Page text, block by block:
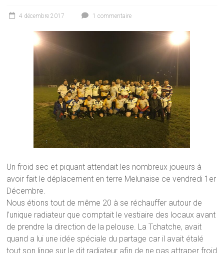
4 décembre 2017 1 commentaire
Un froid sec et piquant attendait les nombreux joueurs à
avoir fait le déplacement en terre Melunaise ce vendredi 1er
Décembre.
Nous étions tout de même 20 à se réchauffer autour de
l’unique radiateur que comptait le vestiaire des locaux avant
de prendre la direction de la pelouse. La Tchatche, avait
quand a lui une idée spéciale du partage car il avait étalé
tout son linge sur le dit radiateur afin de ne pas attraper froid